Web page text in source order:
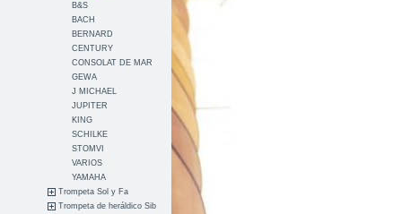
B&S
BACH
BERNARD
CENTURY
CONSOLAT DE MAR
GEWA
J MICHAEL
JUPITER
KING
SCHILKE
STOMVI
VARIOS
YAMAHA
Trompeta Sol y Fa
Trompeta de heráldico Sib